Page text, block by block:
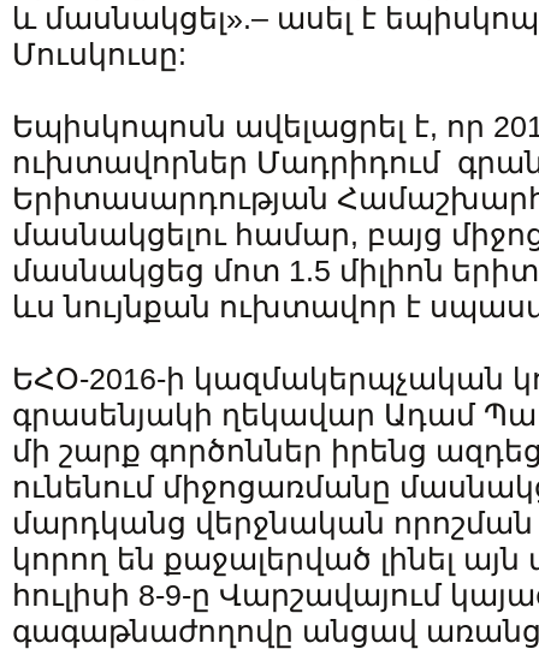
և մասնակցել».– ասել է
Մուսկուսը:
Եպիսկոպոսն ավելացրել է, որ
ուխտավորներ Մադրիդում
Երիտասարդության
մասնակցելու համար, բայց
մասնակցեց մոտ 1.5 միլիոն
ևս նույնքան ուխտավոր է
ԵՀՕ-2016-ի կազմակերպչական
գրասենյակի ղեկավար Ադամ
մի շարք գործոններ իրենց
ունենում միջոցառմանը
մարդկանց վերջնական
կորող են քաջալերված լինել
հուլիսի 8-9-ը Վարշավայում
գագաթնաժողովը անցավ